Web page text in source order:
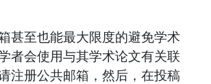
甚至也能最大限度的避免学术
者会使用与其学术论文有关联
注册公共邮箱，然后，在投稿